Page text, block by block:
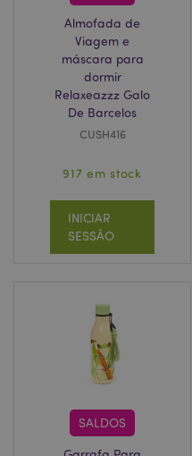
Almofada de
Viagem e
máscara para
dormir
Relaxeazzz Galo
De Barcelos
CUSH416
917 em stock
INICIAR
SESSÃO
SALDOS